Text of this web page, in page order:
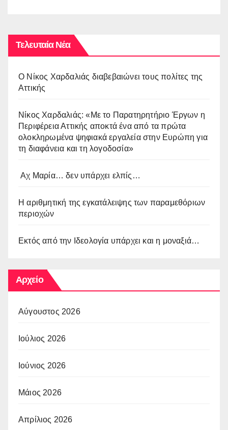
Τελευταία Νέα
O Νίκος Χαρδαλιάς διαβεβαιώνει τους πολίτες της
Αττικής
Νίκος Χαρδαλιάς: «Με το Παρατηρητήριο Έργων η
Περιφέρεια Αττικής αποκτά ένα από τα πρώτα
ολοκληρωμένα ψηφιακά εργαλεία στην Ευρώπη για
τη διαφάνεια και τη λογοδοσία»
Αχ Μαρία… δεν υπάρχει ελπίς…
Η αριθμητική της εγκατάλειψης των παραμεθόριων
περιοχών
Εκτός από την Ιδεολογία υπάρχει και η μοναξιά…
Αρχείο
Αύγουστος 2026
Ιούλιος 2026
Ιούνιος 2026
Μάιος 2026
Απρίλιος 2026